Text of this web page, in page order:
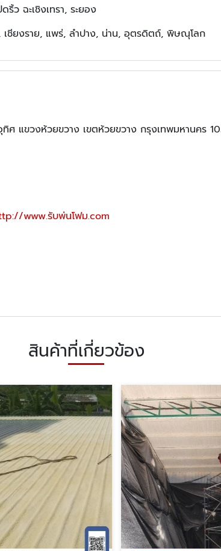
ว ฉะเชิงเทรา, ระยอง
เชียงราย, แพร่, ลำปาง, น่าน, อุตรดิตถ์, พิษณุโลก
ศ แขวงห้วยขวาง เขตห้วยขวาง กรุงเทพมหานคร
www.รับพ่นโฟม.com
สินค้าที่เกี่ยวข้อง